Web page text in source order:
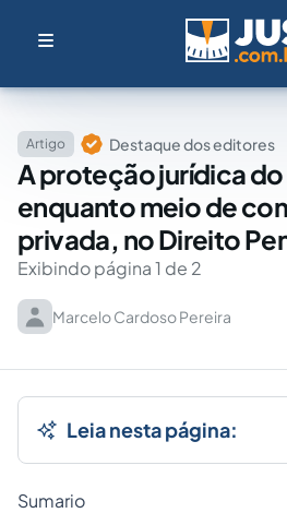
Artigo Destaque dos editores
A proteção jurídica
enquanto meio de
privada, no Direito
Exibindo página 1 de 2
Marcelo Cardoso Pereira
Leia nesta página:
Sumario